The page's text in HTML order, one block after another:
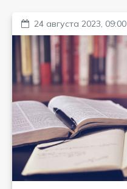
24 августа 2023, 09:00